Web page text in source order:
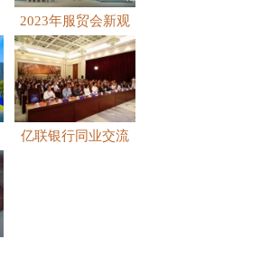
2023年服贸会新观
察：
亿联银行同业交流